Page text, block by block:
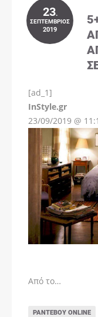
23.
ΣΕΠΤΈΜΒΡΙΟΣ
2019
[ad_1]
InStyle.gr
23/09/2019 @
Από το…
ΡΑΝΤΕΒΟΎ ONLINE